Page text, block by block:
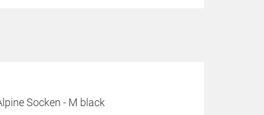
Socken - M black